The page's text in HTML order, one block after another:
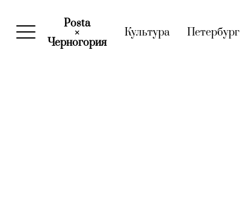
Posta
×
Черногория(current)
Культура(current)
Петербург